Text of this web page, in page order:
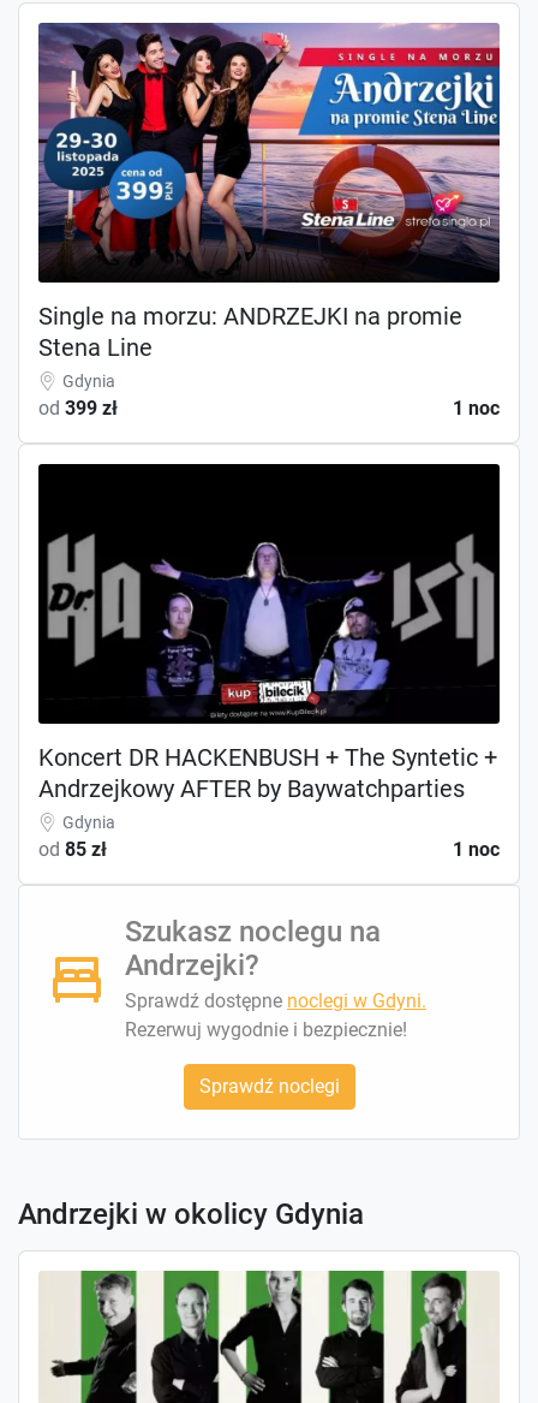
Single na morzu: ANDRZEJKI na promie
Stena Line
Gdynia
od 399 zł 1 noc
Koncert DR HACKENBUSH + The Syntetic +
Andrzejkowy AFTER by Baywatchparties
Gdynia
od 85 zł 1 noc
Szukasz noclegu na
Andrzejki?
Sprawdź dostępne noclegi w Gdyni.
Rezerwuj wygodnie i bezpiecznie!
Sprawdź noclegi
Andrzejki w okolicy Gdynia